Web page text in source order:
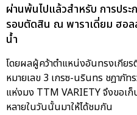
ผ่านพ้นไปแล้วสำหรับ การปร
รอบตัดสิน ณ พาราเดี่ยม ฮอล
น้ำ
โดยผลผู้คว้าตำแหน่งอันทรงเกียร
หมายเลข 3 เกรซ-นรินทร ชฎาภัท
แห่งมง TTM VARIETY จึงขอเ
หลายในวันนั้นมาให้ได้ชมกัน